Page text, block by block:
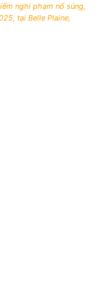
nghi phạm nổ súng,
tại Belle Plaine,